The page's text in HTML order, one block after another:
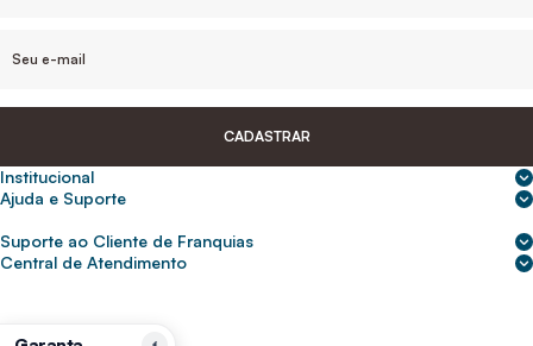
CADASTRAR
Institucional
Sobre nós
Para empresas
Ajuda e Suporte
Frete e entrega
Política de Privacidade
Suporte ao Cliente de Franquias
2ª Via de Boletos - Crédito ABC
Central de Atendimento